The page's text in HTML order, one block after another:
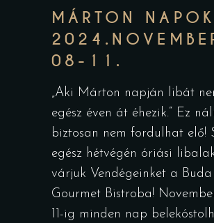
MÁRTON NAPOK
08-11.
„Aki Márton napján libát
egész éven át éhezik.” Ez
biztosan nem fordulhat elő!
egész hétvégén óriási
várjuk Vendégeinket a Buda
Gourmet Bistroba!
11-ig minden nap